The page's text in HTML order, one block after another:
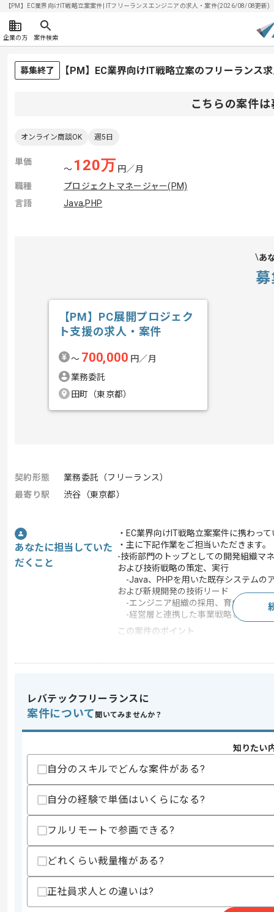
【PM】EC業界向けIT戦略立案案件| ITフリーランスエンジニアの求人・案件(2026/08/08更新)
企業の方 案件検索
募集終了 【PM】EC業界向けIT戦略立案のフリーランス
こちらの案件
オンライン商談OK 週5日
単価
〜 120万 円／月
職種
プロジェクトマネージャー(PM)
言語
Java,PHP
あ
【PM】PC展開プロジェク
ト支援の求人・案件
〜 700,000 円／月
業務委託
田町（東京都）
契約形態
業務委託（フリーランス）
最寄り駅
渋谷（東京都）
あなたに担当していた
だくこと
・EC業界向けIT戦略立案案件に携わっ
・主に下記作業をご担当いただきます。
-技術部門のトップとしての開発組織マ
および技術戦略の策定、実行
-Java、PHPを用いた既存システムの
および新規開発の技術リード
-エンジニア組織の採用、育成、評定
-経営層と連携した事業戦略とIT戦略
この案件のポイント
スキル
求めるスキル
・開発実務経験(5年以上)
・PMとしての実務経験(5年以上)
スキルに不安がある方へ
上記に似た経験やスキルをお持ちであれば申
募集人数
作業開始日
2026/07/01
レバテックフリーランスに
案件について 聞いてみませんか？
知りたい
自分のスキルでどんな案件がある?
自分の経験で単価はいくらになる?
フルリモートで参画できる?
どれくらい裁量権がある?
正社員求人との違いは?